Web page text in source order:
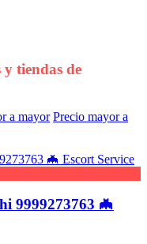
y tiendas de
a mayor Precio mayor a
9999273763 🦇